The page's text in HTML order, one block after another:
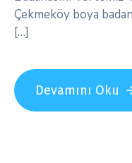
Çekmeköy boya
[…]
Devamını Oku